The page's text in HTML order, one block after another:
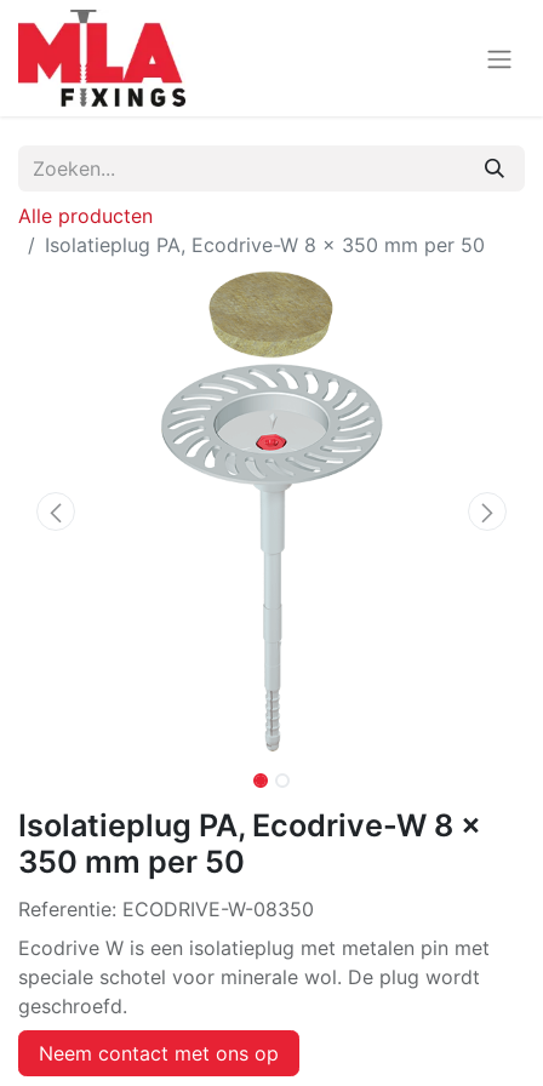
Alle producten
Isolatieplug PA, Ecodrive-W 8 x 350 mm per 50
Isolatieplug PA, Ecodrive-W 8 x
350 mm per 50
Referentie: ECODRIVE-W-08350
Ecodrive W is een isolatieplug met metalen pin met
speciale schotel voor minerale wol. De plug wordt
geschroefd.
Neem contact met ons op